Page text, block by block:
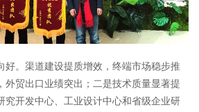
。渠道建设提质增效，终端市场稳步推
外贸出口业绩突出；二是技术质量显著提
究开发中心、工业设计中心和省级企业研